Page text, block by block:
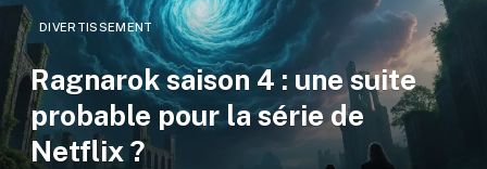
DIVERTISSEMENT
Ragnarok saison 4 : une suite
probable pour la série de
Netflix ?